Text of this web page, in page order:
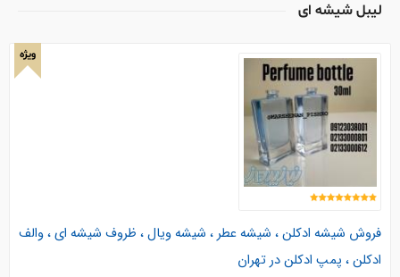
لیبل شیشه ای
ویژه
فروش شیشهادکلن ، شیشهعطر ، شیشهویال ، ظروف شیشه ای، والف
ادکلن ، پمپ ادکلن در تهران